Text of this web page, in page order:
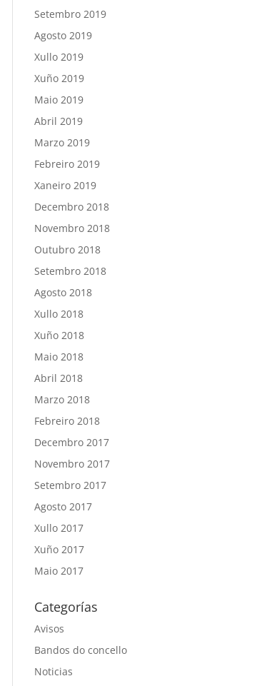
Setembro 2019
Agosto 2019
Xullo 2019
Xuño 2019
Maio 2019
Abril 2019
Marzo 2019
Febreiro 2019
Xaneiro 2019
Decembro 2018
Novembro 2018
Outubro 2018
Setembro 2018
Agosto 2018
Xullo 2018
Xuño 2018
Maio 2018
Abril 2018
Marzo 2018
Febreiro 2018
Decembro 2017
Novembro 2017
Setembro 2017
Agosto 2017
Xullo 2017
Xuño 2017
Maio 2017
Categorías
Avisos
Bandos do concello
Noticias